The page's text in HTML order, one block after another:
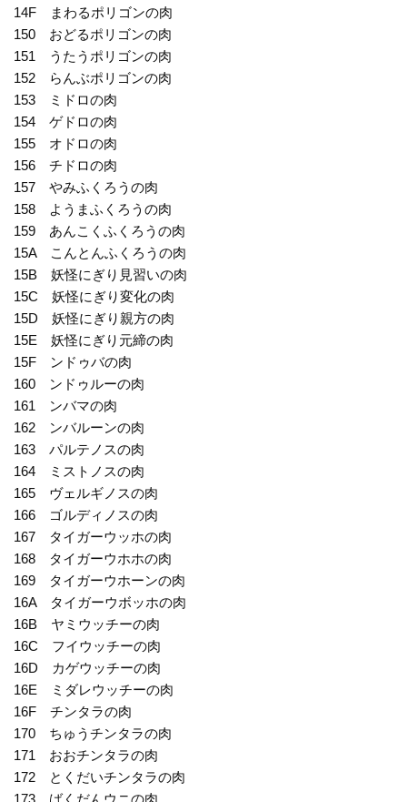
14F まわるポリゴンの肉
150 おどるポリゴンの肉
151 うたうポリゴンの肉
152 らんぶポリゴンの肉
153 ミドロの肉
154 ゲドロの肉
155 オドロの肉
156 チドロの肉
157 やみふくろうの肉
158 ようまふくろうの肉
159 あんこくふくろうの肉
15A こんとんふくろうの肉
15B 妖怪にぎり見習いの肉
15C 妖怪にぎり変化の肉
15D 妖怪にぎり親方の肉
15E 妖怪にぎり元締の肉
15F ンドゥバの肉
160 ンドゥルーの肉
161 ンバマの肉
162 ンバルーンの肉
163 パルテノスの肉
164 ミストノスの肉
165 ヴェルギノスの肉
166 ゴルディノスの肉
167 タイガーウッホの肉
168 タイガーウホホの肉
169 タイガーウホーンの肉
16A タイガーウボッホの肉
16B ヤミウッチーの肉
16C フイウッチーの肉
16D カゲウッチーの肉
16E ミダレウッチーの肉
16F チンタラの肉
170 ちゅうチンタラの肉
171 おおチンタラの肉
172 とくだいチンタラの肉